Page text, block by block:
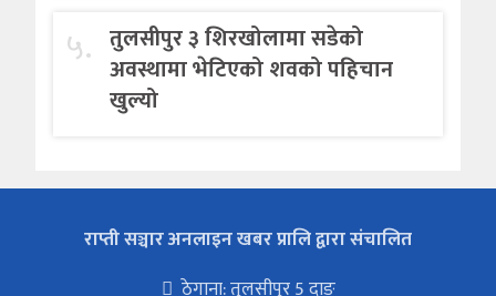
५. तुलसीपुर ३ शिरखोलामा सडेको
अवस्थामा भेटिएको शवको पहिचान
खुल्यो
राप्ती सञ्चार अनलाइन खबर प्रालि द्वारा संचालित
ठेगाना: तुलसीपुर 5 दाङ